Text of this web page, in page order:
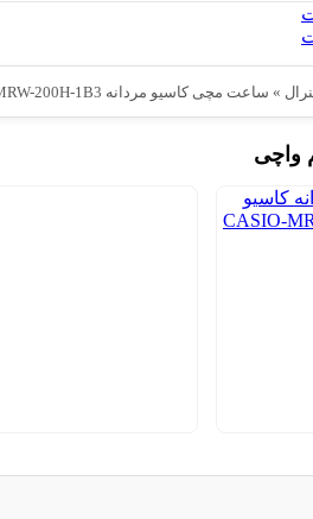
» ساعت مچی کاسیو مردانه MRW-200H-1B3
واچی